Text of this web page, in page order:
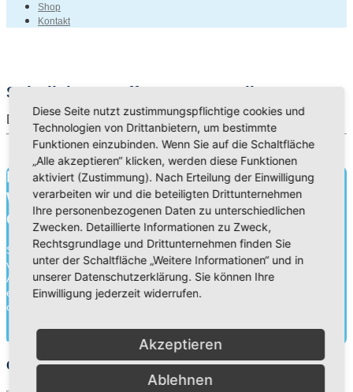
Shop
Kontakt
Schuljahreseröffnungsgottesdienst
Datum:19. Sep. 2021
Bildung für heute.
Wissen für morgen.
Charakter für die Ewigkeit.
Schule ist mehr als Wissensvermittlung. Durch die Zusammenarbeit
von Schülern, Lehrern und Eltern gehen wir an unseren
Adventistischen Bekenntnisschulen eine Erziehungspartnerschaft
ein. Neben der Wissensvermittlung legen wir ebenso Wert auf die
charakterliche Entwick...
Geschenkkatalog
Diese Seite nutzt zustimmungspflichtige cookies und
Technologien von Drittanbietern, um bestimmte
Funktionen einzubinden. Wenn Sie auf die Schaltfläche
„Alle akzeptieren“ klicken, werden diese Funktionen
aktiviert (Zustimmung). Nach Erteilung der Einwilligung
verarbeiten wir und die beteiligten Drittunternehmen
Ihre personenbezogenen Daten zu unterschiedlichen
Zwecken. Detaillierte Informationen zu Zweck,
Rechtsgrundlage und Drittunternehmen finden Sie
unter der Schaltfläche „Weitere Informationen“ und in
unserer Datenschutzerklärung. Sie können Ihre
Einwilligung jederzeit widerrufen.
Akzeptieren
Ablehnen